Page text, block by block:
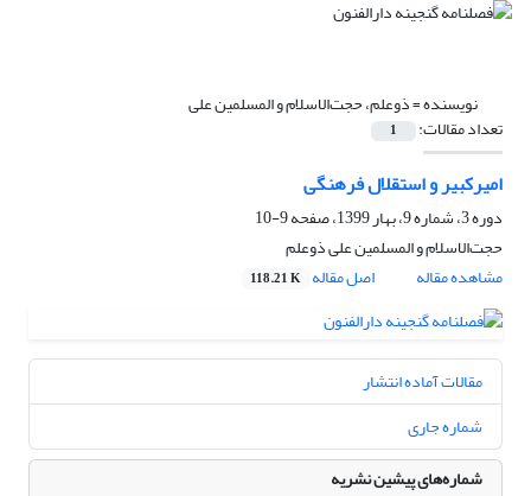
نویسنده =ذوعلم، حجت‌الاسلام و المسلمین علی
تعداد مقالات: 1
امیرکبیر و استقلال فرهنگی
دوره 3، شماره 9، بهار 1399، صفحه
9-10
حجت‌الاسلام و المسلمین علی ذوعلم
مشاهده مقاله
اصل مقاله 118.21 K
مقالات آماده انتشار
شماره جاری
شماره‌های پیشین نشریه